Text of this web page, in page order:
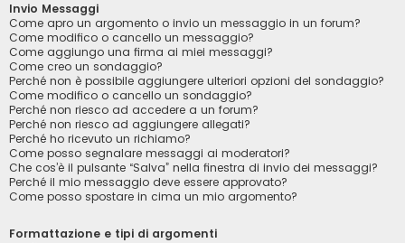
Invio Messaggi
Come apro un argomento o invio un messaggio in un forum?
Come modifico o cancello un messaggio?
Come aggiungo una firma ai miei messaggi?
Come creo un sondaggio?
Perché non è possibile aggiungere ulteriori opzioni del sondaggio?
Come modifico o cancello un sondaggio?
Perché non riesco ad accedere a un forum?
Perché non riesco ad aggiungere allegati?
Perché ho ricevuto un richiamo?
Come posso segnalare messaggi ai moderatori?
Che cos’è il pulsante “Salva” nella finestra di invio dei messaggi?
Perché il mio messaggio deve essere approvato?
Come posso spostare in cima un mio argomento?
Formattazione e tipi di argomenti